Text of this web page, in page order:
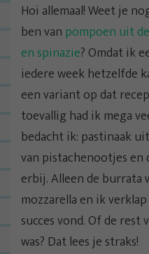
Hoi allemaal! Weet je
ben van pompoen uit
en spinazie? Omdat ik
iedere week hetzelfde
een variant op dat
toevallig had ik mega
bedacht ik: pastinaak
van pistachenootjes en
erbij. Alleen de burrata
mozzarella en ik
succes vond. Of de rest
was? Dat lees je straks!